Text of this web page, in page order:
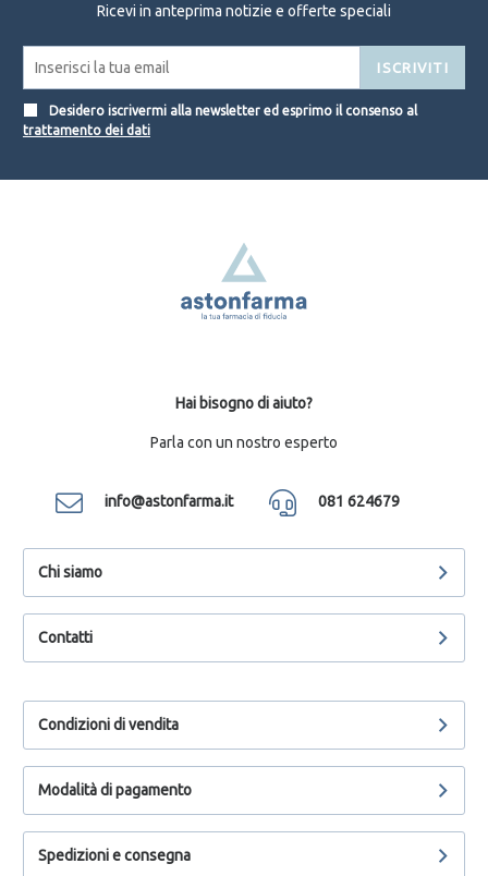
Ricevi in anteprima notizie e offerte speciali
ISCRIVITI
Desidero iscrivermi alla newsletter ed esprimo il consenso al
trattamento dei dati
Hai bisogno di aiuto?
Parla con un nostro esperto
info@astonfarma.it 081 624679
Chi siamo
Contatti
Condizioni di vendita
Modalità di pagamento
Spedizioni e consegna